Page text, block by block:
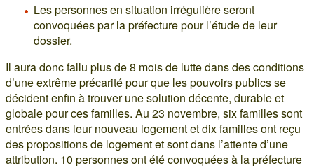
Les personnes en situation irrégulière seront
convoquées par la préfecture pour l’étude de leur
dossier.
Il aura donc fallu plus de 8 mois de lutte dans des conditions
d’une extrême précarité pour que les pouvoirs publics se
décident enfin à trouver une solution décente, durable et
globale pour ces familles. Au 23 novembre, six familles sont
entrées dans leur nouveau logement et dix familles ont reçu
des propositions de logement et sont dans l’attente d’une
attribution. 10 personnes ont été convoquées à la préfecture